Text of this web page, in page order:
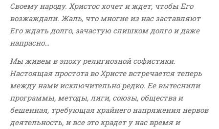
Своему народу. Христос хочет и ждет, чтобы Его
возжаждали. Жаль, что многие из нас заставляют
Его ждать долго, зачастую слишком долго и даже
напрасно…
Мы живем в эпоху религиозной софистики.
Настоящая простота во Христе встречается теперь
между нами исключительно редко. Ее вытеснили
программы, методы, лиги, союзы, общества и
бешенная, требующая крайнего напряжения нервов
деятельность, и все это крадет у нас время и